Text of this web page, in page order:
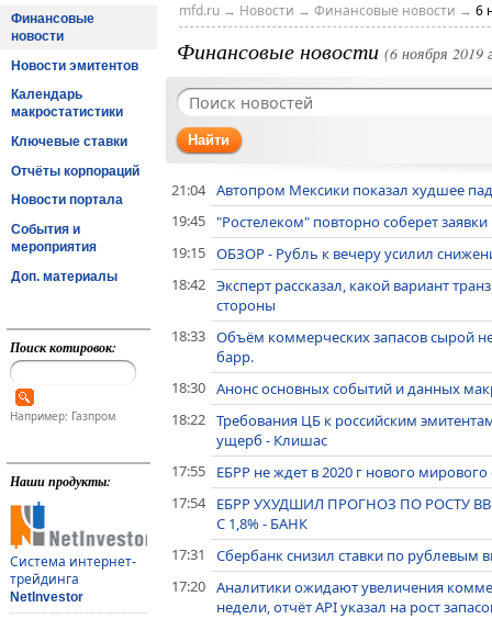
Финансовые
новости
Новости эмитентов
Календарь
макростатистики
Ключевые ставки
Отчёты корпораций
Новости портала
События и
мероприятия
Доп. материалы
Поиск котировок:
Например: Газпром
Наши продукты:
Система интернет-
трейдинга
NetInvestor
mfd.ru→ Новости → Финансовые новости → 6
Финансовые новости (6 ноября 2019
Найти
21:04 Автопром Мексики показал худшее
19:45 "Ростелеком" повторно соберет
19:15 ОБЗОР - Рубль к вечеру усилил
18:42 Эксперт рассказал, какой вариант
стороны
18:33 Объём коммерческих запасов сырой
барр.
18:30 Анонс основных событий и данных
18:22 Требования ЦБ к российским
ущерб - Клишас
17:55
ЕБРР не ждет в 2020 г нового
17:54
ЕБРР УХУДШИЛ ПРОГНОЗ ПО РОСТУ ВВП
С 1,8% - БАНК
17:31
Сбербанк снизил ставки по рублевым
17:20 Аналитики ожидают увеличения
недели, отчёт API указал на рост